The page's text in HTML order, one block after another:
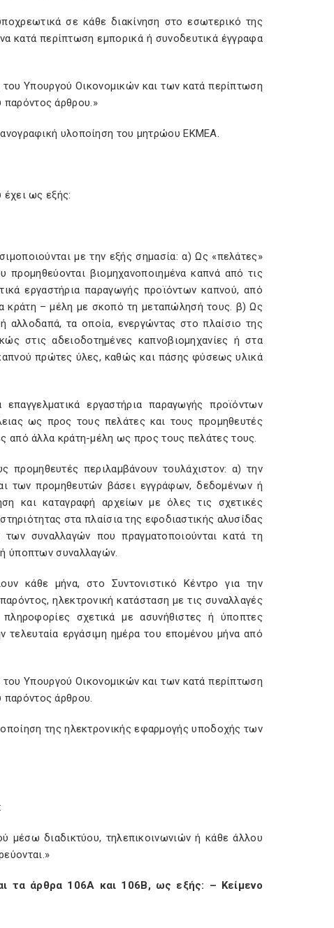
σε κάθε διακίνηση στο εσωτερικό της
κατά περίπτωση εμπορικά ή συνοδευτικά έγγραφα
Υπουργού Οικονομικών και των κατά περίπτωση
παρόντος άρθρου.»
υλοποίηση του μητρώου ΕΚΜΕΑ.
ως εξής:
με την εξής σημασία: α) Ως «πελάτες»
βιομηχανοποιημένα καπνά από τις
εργαστήρια παραγωγής προϊόντων καπνού, από
κράτη – μέλη με σκοπό τη μεταπώλησή τους. β) Ως
αλλοδαπά, τα οποία, ενεργώντας στο πλαίσιο της
στις αδειοδοτημένες καπνοβιομηχανίες ή στα
πρώτες ύλες, καθώς και πάσης φύσεως υλικά
εργαστήρια παραγωγής προϊόντων
ως προς τους πελάτες και τους προμηθευτές
από άλλα κράτη-μέλη ως προς τους πελάτες τους.
περιλαμβάνουν τουλάχιστον: α) την
των προμηθευτών βάσει εγγράφων, δεδομένων ή
και καταγραφή αρχείων με όλες τις σχετικές
στα πλαίσια της εφοδιαστικής αλυσίδας
συναλλαγών που πραγματοποιούνται κατά τη
ύποπτων συναλλαγών.
κάθε μήνα, στο Συντονιστικό Κέντρο για την
ηλεκτρονική κατάσταση με τις συναλλαγές
σχετικά με ασυνήθιστες ή ύποπτες
τελευταία εργάσιμη ημέρα του επομένου μήνα από
Υπουργού Οικονομικών και των κατά περίπτωση
παρόντος άρθρου.
της ηλεκτρονικής εφαρμογής υποδοχής των
μέσω διαδικτύου, τηλεπικοινωνιών ή κάθε άλλου
τα άρθρα 106Α και 106Β, ως εξής: – Κείμενο